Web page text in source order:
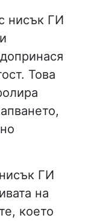
нисък ГИ
Това
ГИ
на
което